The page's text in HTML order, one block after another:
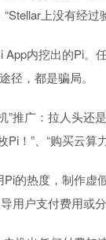
上没有经过
内挖出的Pi。
径，都是骗局。
”推广：拉人头还
Pi！”、“购买云算
的热度，制作虚
用户支付费用或分